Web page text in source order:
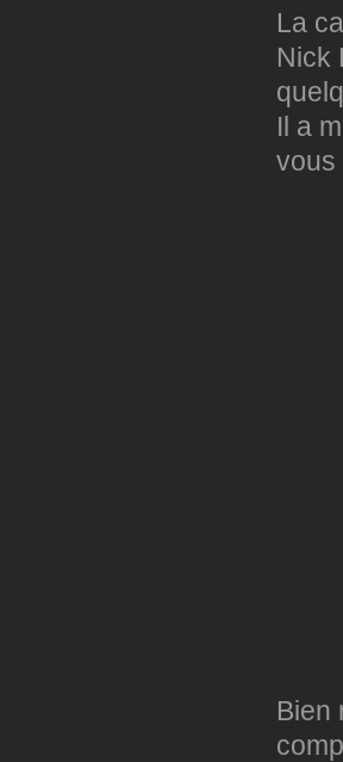
La
Nick
Il a
vous
Bien